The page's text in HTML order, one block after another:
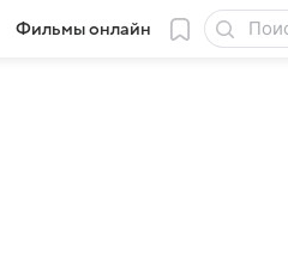
Фильмы онлайн